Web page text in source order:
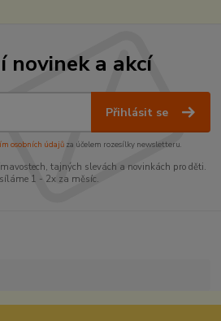
novinek a akcí
Přihlásit se
osobních údajůza účelem rozesílky newsletteru.
tajných slevách a novinkách pro děti.
1 - 2x za měsíc.